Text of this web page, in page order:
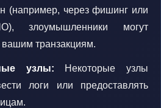
(например, через фишинг или
злоумышленники могут
вашим транзакциям.
узлы: Некоторые узлы
логи или предоставлять